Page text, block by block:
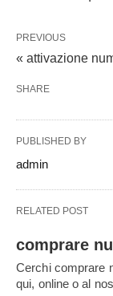
PREVIOUS
« attivazione
SHARE
PUBLISHED BY
admin
RELATED POST
comprare
Cerchi comprare
qui, online o al